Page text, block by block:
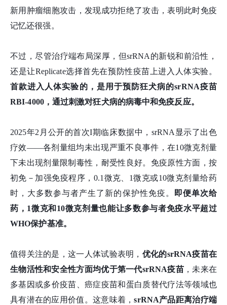
新用肿瘤细胞攻击，发现成功拒绝了攻击，表明此时免疫
记忆还很强。
不过，尽管治疗端布局深厚，但srRNA的新锐和前沿性，
还是让Replicate选择首先在预防性疫苗上进入人体实验。
首款进入人体实验的，是用于预防狂犬病的srRNA疫苗
RBI-4000，通过刺激对狂犬病的病毒中和免疫反应。
2025年2月公开的首次I期临床数据中，srRNA显示了出色
疗效——各剂量组均未出现严重不良事件，在10微克剂量
下未出现剂量限制毒性， 耐受性良好。免疫原性方面，按
初免－ 加强免疫程序， 0.1微克、1微克或10微克剂量给药
时，大多数参与者产生了新的保护性免疫。
即便单次给
药， 1微克和10微克剂量也能让多数参与者免疫水平超过
WHO保护基准。
值得关注的是，这一人体试验表明， 优化的srRNA疫苗在
生物活性和安全性方面均优于第一代srRNA疫苗 ，未来在
多基因或多价疫苗、癌症疫苗和蛋白质替代疗法等领域也
具有潜在的应用价值。这意味着，srRNA产品距离治疗端